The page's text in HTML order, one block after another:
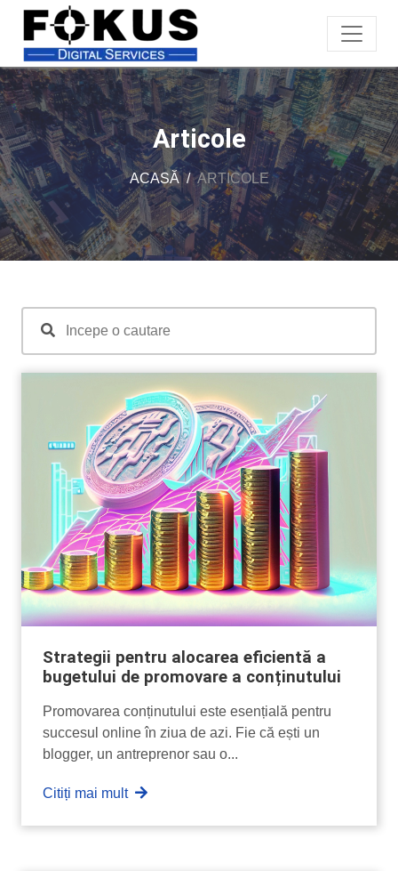
Articole
ACASĂ ARTICOLE
Strategii pentru alocarea eficientă a
bugetului de promovare a conținutului
Promovarea conținutului este esențială pentru
succesul online în ziua de azi. Fie că ești un
blogger, un antreprenor sau o...
Citiți mai mult